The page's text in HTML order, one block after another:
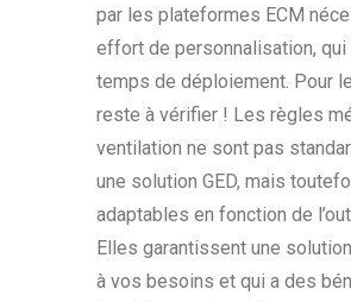
par les plateformes ECM
effort de personnalisation, qui
temps de déploiement. Pour
reste à vérifier ! Les règles
ventilation ne sont pas
une solution GED, mais
adaptables en fonction de
Elles garantissent une
à vos besoins et qui a des